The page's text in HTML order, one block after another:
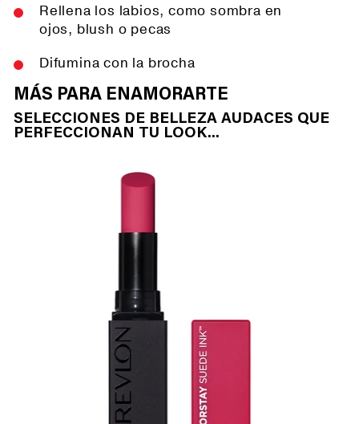
Rellena los labios, como sombra en
ojos, blush o pecas
Difumina con la brocha
MÁS PARA ENAMORARTE
SELECCIONES DE BELLEZA AUDACES QUE
PERFECCIONAN TU LOOK...